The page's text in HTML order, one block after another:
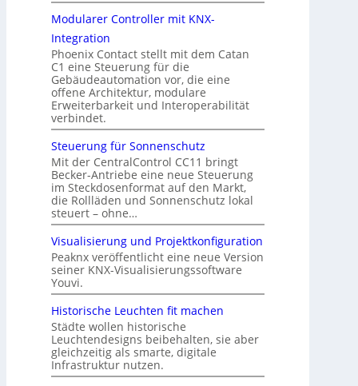
Modularer Controller mit KNX-
Integration
Phoenix Contact stellt mit dem Catan
C1 eine Steuerung für die
Gebäudeautomation vor, die eine
offene Architektur, modulare
Erweiterbarkeit und Interoperabilität
verbindet.
Steuerung für Sonnenschutz
Mit der CentralControl CC11 bringt
Becker-Antriebe eine neue Steuerung
im Steckdosenformat auf den Markt,
die Rollläden und Sonnenschutz lokal
steuert – ohne…
Visualisierung und Projektkonfiguration
Peaknx veröffentlicht eine neue Version
seiner KNX-Visualisierungssoftware
Youvi.
Historische Leuchten fit machen
Städte wollen historische
Leuchtendesigns beibehalten, sie aber
gleichzeitig als smarte, digitale
Infrastruktur nutzen.